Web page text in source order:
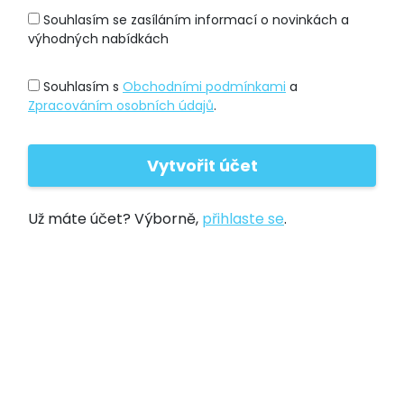
Souhlasím se zasíláním informací o novinkách a
výhodných nabídkách
Souhlasím s Obchodními podmínkami a
Zpracováním osobních údajů.
Už máte účet? Výborně, přihlaste se.